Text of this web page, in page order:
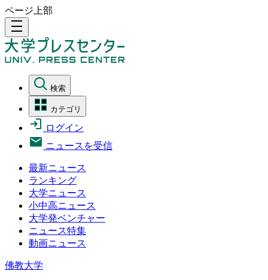
ページ上部
density_medium
検索
カテゴリ
ログイン
ニュースを受信
最新ニュース
ランキング
大学ニュース
小中高ニュース
大学発ベンチャー
ニュース特集
動画ニュース
佛教大学